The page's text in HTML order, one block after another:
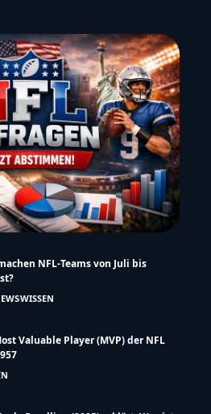
NFL-Teams von Juli bis
WISSEN
Valuable Player (MVP) der NFL